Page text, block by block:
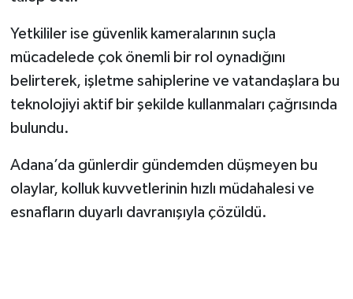
Yetkililer ise güvenlik kameralarının suçla
mücadelede çok önemli bir rol oynadığını
belirterek, işletme sahiplerine ve vatandaşlara bu
teknolojiyi aktif bir şekilde kullanmaları çağrısında
bulundu.
Adana’da günlerdir gündemden düşmeyen bu
olaylar, kolluk kuvvetlerinin hızlı müdahalesi ve
esnafların duyarlı davranışıyla çözüldü.